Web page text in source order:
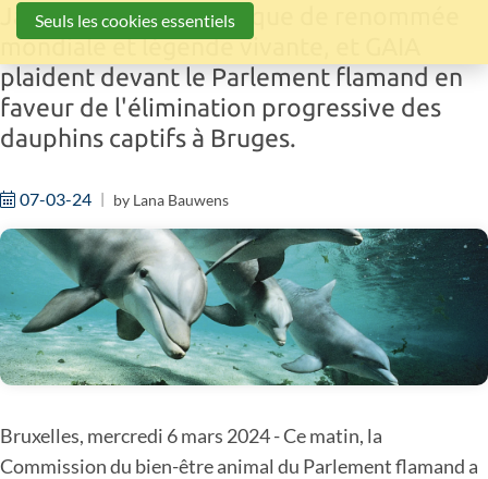
Jane Goodall, scientifique de renommée
mondiale et légende vivante, et GAIA
plaident devant le Parlement flamand en
faveur de l'élimination progressive des
dauphins captifs à Bruges.
07-03-24 by Lana Bauwens
Bruxelles, mercredi 6 mars 2024 - Ce matin, la
Commission du bien-être animal du Parlement flamand a
Seuls les cookies essentiels